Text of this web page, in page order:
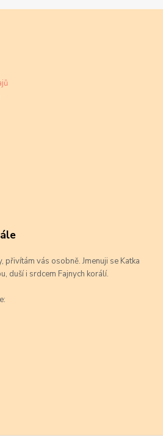
vás osobně. Jmenuji se Katka
duší i srdcem Fajnych korálí.